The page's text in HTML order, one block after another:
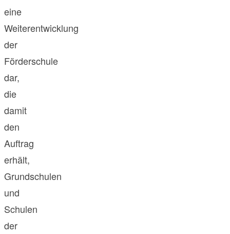
eine
Weiterentwicklung
der
Förderschule
dar,
die
damit
den
Auftrag
erhält,
Grundschulen
und
Schulen
der